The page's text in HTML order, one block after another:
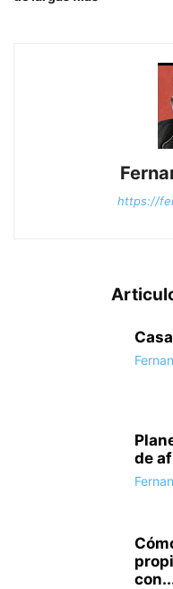
https://
de